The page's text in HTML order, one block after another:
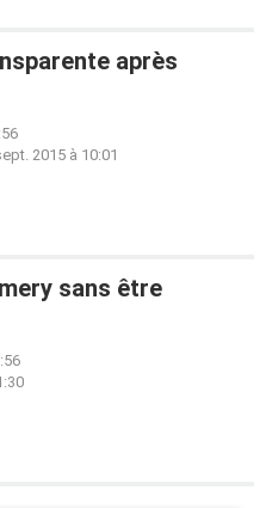
après
2015 à 10:01
sans être